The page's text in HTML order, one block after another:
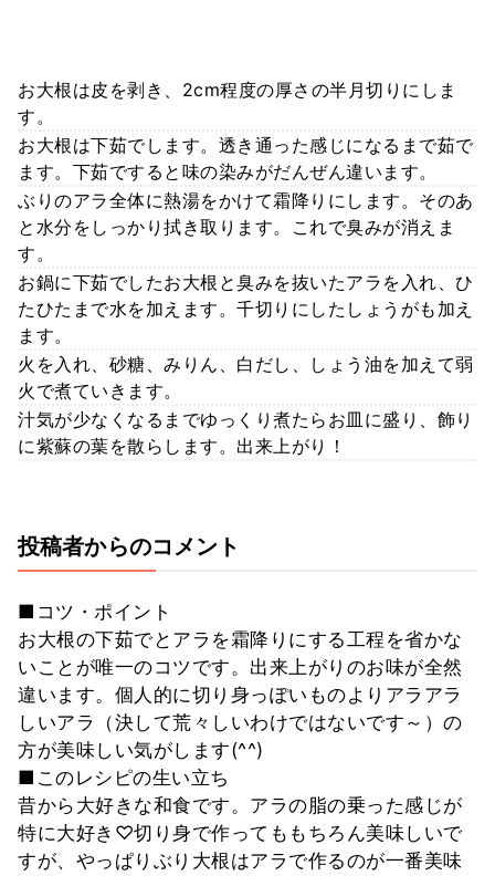
お大根は皮を剥き、2cm程度の厚さの半月切りにしま
す。
お大根は下茹でします。透き通った感じになるまで茹で
ます。下茹ですると味の染みがだんぜん違います。
ぶりのアラ全体に熱湯をかけて霜降りにします。そのあ
と水分をしっかり拭き取ります。これで臭みが消えま
す。
お鍋に下茹でしたお大根と臭みを抜いたアラを入れ、ひ
たひたまで水を加えます。千切りにしたしょうがも加え
ます。
火を入れ、砂糖、みりん、白だし、しょう油を加えて弱
火で煮ていきます。
汁気が少なくなるまでゆっくり煮たらお皿に盛り、飾り
に紫蘇の葉を散らします。出来上がり！
投稿者からのコメント
■コツ・ポイント
お大根の下茹でとアラを霜降りにする工程を省かな
いことが唯一のコツです。出来上がりのお味が全然
違います。個人的に切り身っぽいものよりアラアラ
しいアラ（決して荒々しいわけではないです～）の
方が美味しい気がします(^^)
■このレシピの生い立ち
昔から大好きな和食です。アラの脂の乗った感じが
特に大好き♡切り身で作ってももちろん美味しいで
すが、やっぱりぶり大根はアラで作るのが一番美味